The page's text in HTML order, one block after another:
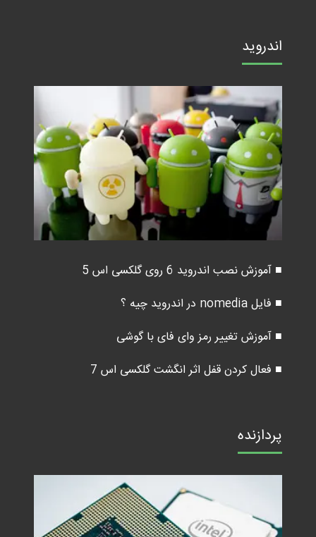
اندروید
■ آموزش نصب اندروید 6 روی گلکسی اس 5
■ فایل nomedia در اندروید چیه ؟
■ آموزش تغییر رمز وای فای با گوشی
■ فعال کردن قفل اثر انگشت گلکسی اس 7
پردازنده